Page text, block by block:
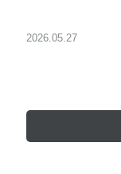
2026.05.27